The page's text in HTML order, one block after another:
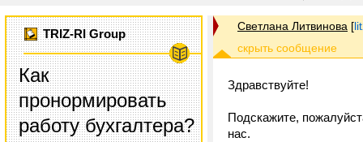
TRIZ-RI Group
Как
пронормировать
работу бухгалтера?
Светлана Литвинова [
Здравствуйте!
Подскажите,
нас.